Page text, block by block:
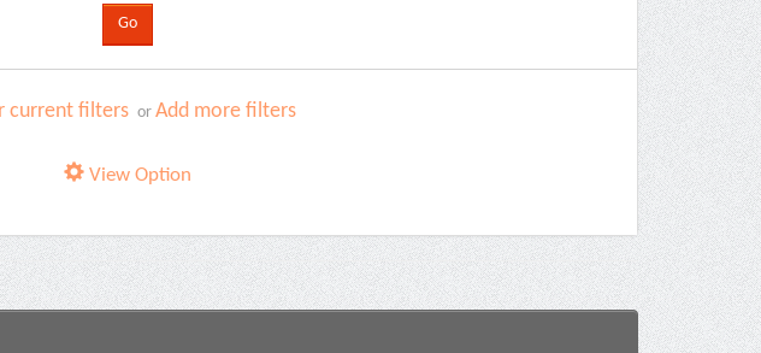
current filters orAdd more filters
View Option